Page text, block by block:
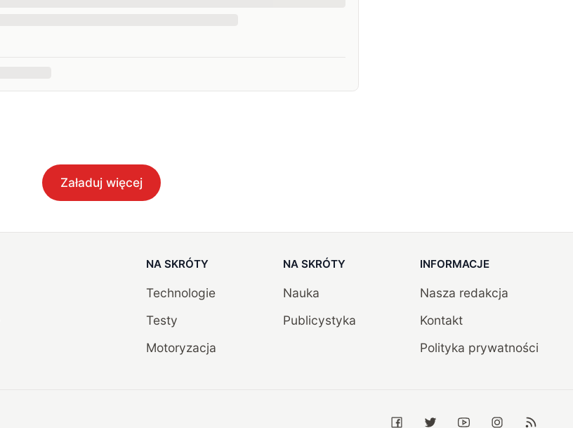
Załaduj więcej
NA SKRÓTY
Technologie
Testy
Motoryzacja
NA SKRÓTY
Nauka
Publicystyka
INFORMACJE
Nasza redakcja
Kontakt
Polityka prywatności